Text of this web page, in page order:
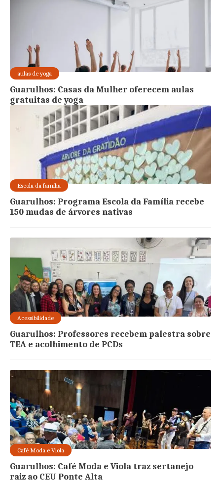
aulas de yoga
Guarulhos: Casas da Mulher oferecem aulas
gratuitas de yoga
Escola da família
Guarulhos: Programa Escola da Família recebe
150 mudas de árvores nativas
Acessibilidade
Guarulhos: Professores recebem palestra sobre
TEA e acolhimento de PCDs
Café Moda e Viola
Guarulhos: Café Moda e Viola traz sertanejo
raiz ao CEU Ponte Alta